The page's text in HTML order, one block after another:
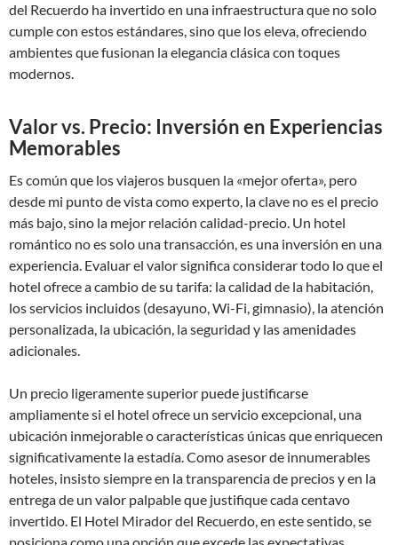
del Recuerdo ha invertido en una infraestructura que no solo
cumple con estos estándares, sino que los eleva, ofreciendo
ambientes que fusionan la elegancia clásica con toques
modernos.
Valor vs. Precio: Inversión en Experiencias
Memorables
Es común que los viajeros busquen la «mejor oferta», pero
desde mi punto de vista como experto, la clave no es el precio
más bajo, sino la mejor relación calidad-precio. Un hotel
romántico no es solo una transacción, es una inversión en una
experiencia. Evaluar el valor significa considerar todo lo que el
hotel ofrece a cambio de su tarifa: la calidad de la habitación,
los servicios incluidos (desayuno, Wi-Fi, gimnasio), la atención
personalizada, la ubicación, la seguridad y las amenidades
adicionales.
Un precio ligeramente superior puede justificarse
ampliamente si el hotel ofrece un servicio excepcional, una
ubicación inmejorable o características únicas que enriquecen
significativamente la estadía. Como asesor de innumerables
hoteles, insisto siempre en la transparencia de precios y en la
entrega de un valor palpable que justifique cada centavo
invertido. El Hotel Mirador del Recuerdo, en este sentido, se